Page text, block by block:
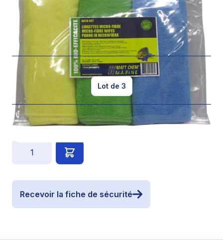
LINGETTES MICRO-FIBRE
Idéal pour le nettoyage et la poussière. Peut être utilisé
sur toutes surfaces.
Conditionnement :
Lot de 3
14,00 €
Recevoir la fiche de sécurité